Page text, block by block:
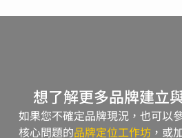
想了解更多品牌建立
如果您不確定品牌現況，也可以
核心問題的品牌定位工作坊，或